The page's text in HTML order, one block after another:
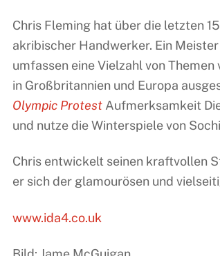
Chris Fleming hat über die letzten
akribischer Handwerker. Ein
umfassen eine Vielzahl von
in Großbritannien und Europa
Olympic Protest Aufmerksamkeit
und nutze die Winterspiele von
Chris entwickelt seinen kraftvollen
er sich der glamourösen und
www.ida4.co.uk